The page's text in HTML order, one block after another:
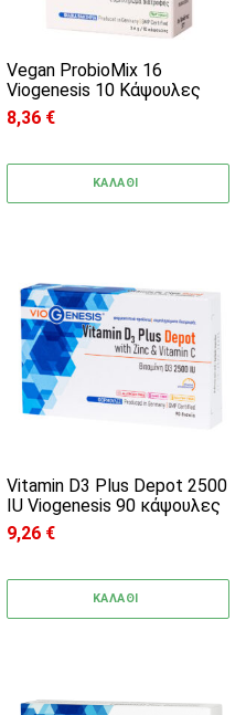
Vegan ProbioMix 16
Viogenesis 10 Κάψουλες
8,36 €
ΚΑΛΑΘΙ
Vitamin D3 Plus Depot 2500
IU Viogenesis 90 κάψουλες
9,26 €
ΚΑΛΑΘΙ